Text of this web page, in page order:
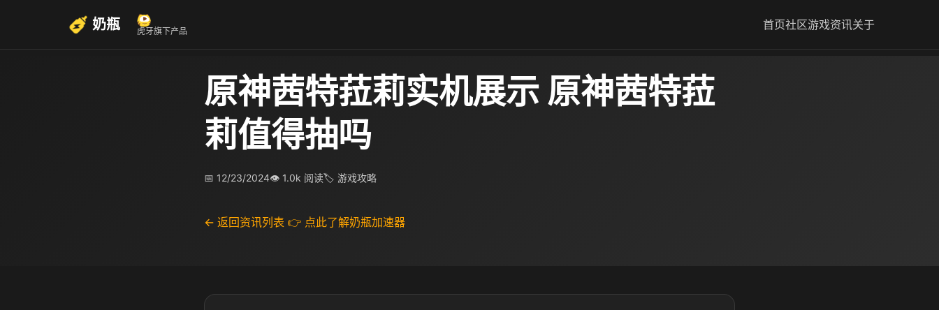
奶瓶 虎牙旗下产品 首页社区游戏资讯关于
原神茜特菈莉实机展示 原神茜特菈
莉值得抽吗
📅 12/23/2024👁 1.0k 阅读🏷 游戏攻略
← 返回资讯列表 👉 点此了解奶瓶加速器